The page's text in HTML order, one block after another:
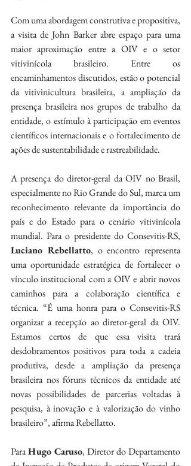
Com uma abordagem construtiva e propositiva,
a visita de John Barker abre espaço para uma
maior aproximação entre a OIV e o setor
vitivinícola brasileiro. Entre os
encaminhamentos discutidos, estão o potencial
da vitivinicultura brasileira, a ampliação da
presença brasileira nos grupos de trabalho da
entidade, o estímulo à participação em eventos
científicos internacionais e o fortalecimento de
ações de sustentabilidade e rastreabilidade.
A presença do diretor-geral da OIV no Brasil,
especialmente no Rio Grande do Sul, marca um
reconhecimento relevante da importância do
país e do Estado para o cenário vitivinícola
Luciano Rebellatto, o encontro representa
uma oportunidade estratégica de fortalecer o
vínculo institucional com a OIV e abrir novos
caminhos para a colaboração científica e
técnica. “É uma honra para o Consevitis-RS
organizar a recepção ao diretor-geral da OIV.
Estamos certos de que essa visita trará
desdobramentos positivos para toda a cadeia
produtiva, desde a ampliação da presença
brasileira nos fóruns técnicos da entidade até
novas possibilidades de parcerias voltadas à
pesquisa, à inovação e à valorização do vinho
brasileiro”, afirma Rebellatto.
Para Hugo Caruso, Diretor do Departamento